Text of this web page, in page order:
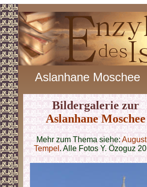
Aslanhane Moschee
Bildergalerie zur
Aslanhane Moschee
Mehr zum Thema siehe:
Tempel . Alle Fotos Y. Özoguz